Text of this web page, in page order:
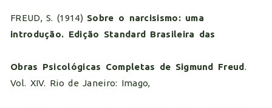
FREUD, S. (1914) Sobre o narcisismo: uma
introdução. Edição Standard Brasileira das
Obras Psicológicas Completas de Sigmund Freud.
Vol. XIV. Rio de Janeiro: Imago,